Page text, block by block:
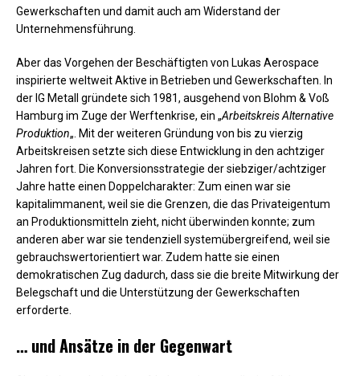
Gewerkschaften und damit auch am Widerstand der
Unternehmensführung.
Aber das Vorgehen der Beschäftigten von Lukas Aerospace
inspirierte weltweit Aktive in Betrieben und Gewerkschaften. In
der IG Metall gründete sich 1981, ausgehend von Blohm & Voß
Hamburg im Zuge der Werftenkrise, ein „Arbeitskreis Alternative
Produktion„. Mit der weiteren Gründung von bis zu vierzig
Arbeitskreisen setzte sich diese Entwicklung in den achtziger
Jahren fort. Die Konversionsstrategie der siebziger/achtziger
Jahre hatte einen Doppelcharakter: Zum einen war sie
kapitalimmanent, weil sie die Grenzen, die das Privateigentum
an Produktionsmitteln zieht, nicht überwinden konnte; zum
anderen aber war sie tendenziell systemübergreifend, weil sie
gebrauchswertorientiert war. Zudem hatte sie einen
demokratischen Zug dadurch, dass sie die breite Mitwirkung der
Belegschaft und die Unterstützung der Gewerkschaften
erforderte.
… und Ansätze in der Gegenwart